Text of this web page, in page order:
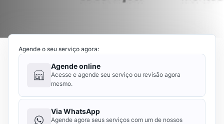
Agende o seu serviço agora:
Agende online
Acesse e agende seu serviço ou revisão agora
mesmo.
Via WhatsApp
Agende agora seus serviços com um de nossos